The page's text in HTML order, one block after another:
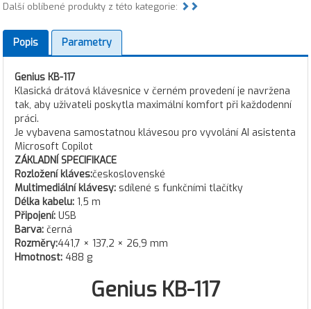
Další oblíbené produkty z této kategorie:
Popis Parametry
Genius KB-117
Klasická drátová klávesnice v černém provedení je navržena
tak, aby uživateli poskytla maximální komfort při každodenní
práci.
Je vybavena samostatnou klávesou pro vyvolání AI asistenta
Microsoft Copilot
ZÁKLADNÍ SPECIFIKACE
Rozložení kláves:československé
Multimediální klávesy: sdílené s funkčními tlačítky
Délka kabelu: 1,5 m
Připojení: USB
Barva: černá
Rozměry:441,7 × 137,2 × 26,9 mm
Hmotnost: 488 g
Genius KB-117